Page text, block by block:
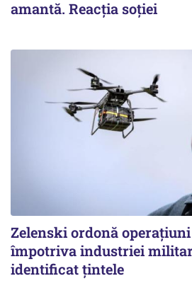
amantă. Reacția soției
Zelenski ordonă
împotriva industriei
identificat țintele